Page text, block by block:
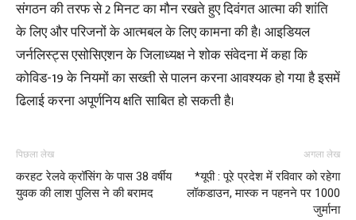
संगठन की तरफ से 2 मिनट का मौन रखते हुए दिवंगत आत्मा की शांति
के लिए और परिजनों के आत्मबल के लिए कामना की है। आइडियल
जर्नलिस्ट्स एसोसिएशन के जिलाध्यक्ष ने शोक संवेदना में कहा कि
कोविड-19 के नियमों का सख्ती से पालन करना आवश्यक हो गया है इसमें
ढिलाई करना अपूर्णनिय क्षति साबित हो सकती है।
पिछला लेख
करहट रेलवे क्रॉसिंग के पास 38 वर्षीय
युवक की लाश पुलिस ने की बरामद
अगला लेख
*यूपी : पूरे प्रदेश में रविवार को रहेगा
लॉकडाउन, मास्क न पहनने पर 1000
जुर्माना